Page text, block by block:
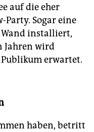
auf die eher
Sogar eine
Wand installiert,
Jahren wird
erwartet.
haben, betritt